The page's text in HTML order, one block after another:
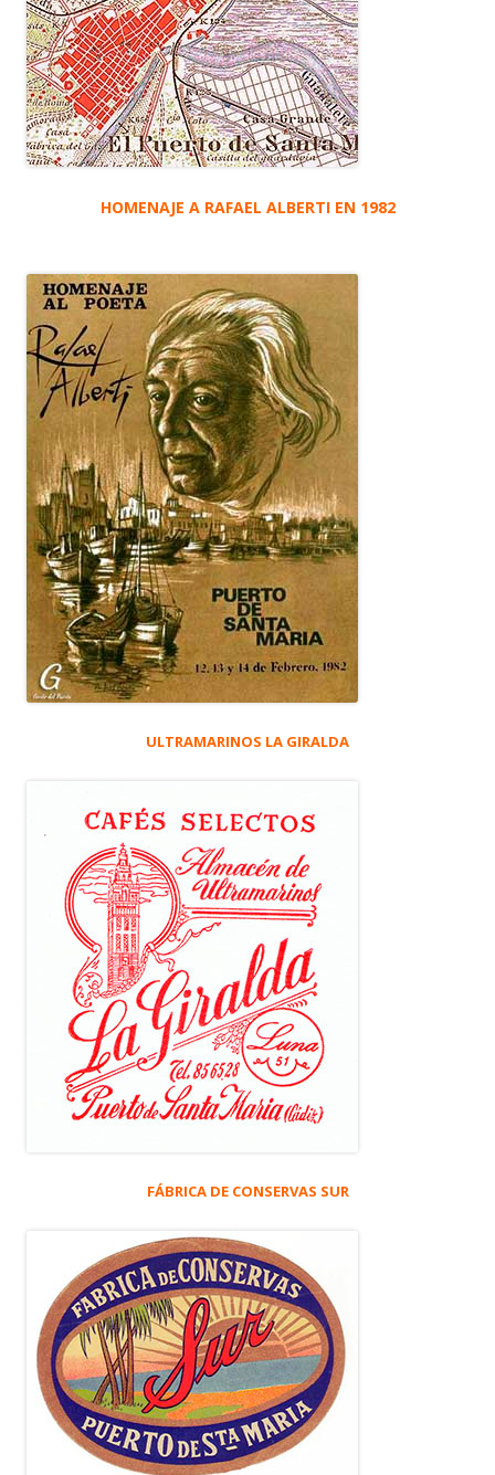
HOMENAJE A RAFAEL ALBERTI EN 1982
ULTRAMARINOS LA GIRALDA
FÁBRICA DE CONSERVAS SUR